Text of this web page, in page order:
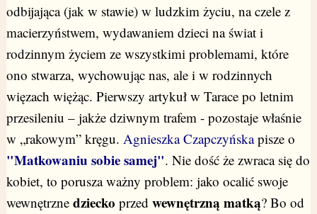
odbijająca (jak w stawie) w ludzkim życiu, na czele z
macierzyństwem, wydawaniem dzieci na świat i
rodzinnym życiem ze wszystkimi problemami, które
ono stwarza, wychowując nas, ale i w rodzinnych
więzach więżąc. Pierwszy artykuł w Tarace po letnim
przesileniu – jakże dziwnym trafem - pozostaje właśnie
w „rakowym” kręgu. Agnieszka Czapczyńskapisze o
"Matkowaniu sobie samej". Nie dość że zwraca się do
kobiet, to porusza ważny problem: jako ocalić swoje
wewnętrznedziecko przed wewnętrzną matką? Bo od